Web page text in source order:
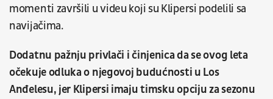
momenti završili u videu koji su Klipersi podelili sa
navijačima.
Dodatnu pažnju privlači i činjenica da se ovog leta
očekuje odluka o njegovoj budućnosti u Los
Anđelesu, jer Klipersi imaju timsku opciju za sezonu